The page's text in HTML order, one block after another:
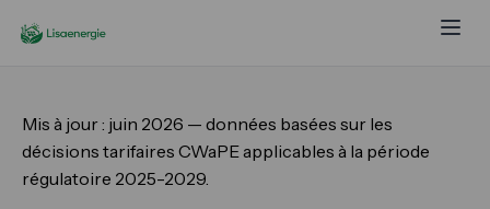
Mis à jour : juin 2026 — données basées sur les
décisions tarifaires CWaPE applicables à la période
régulatoire 2025-2029.